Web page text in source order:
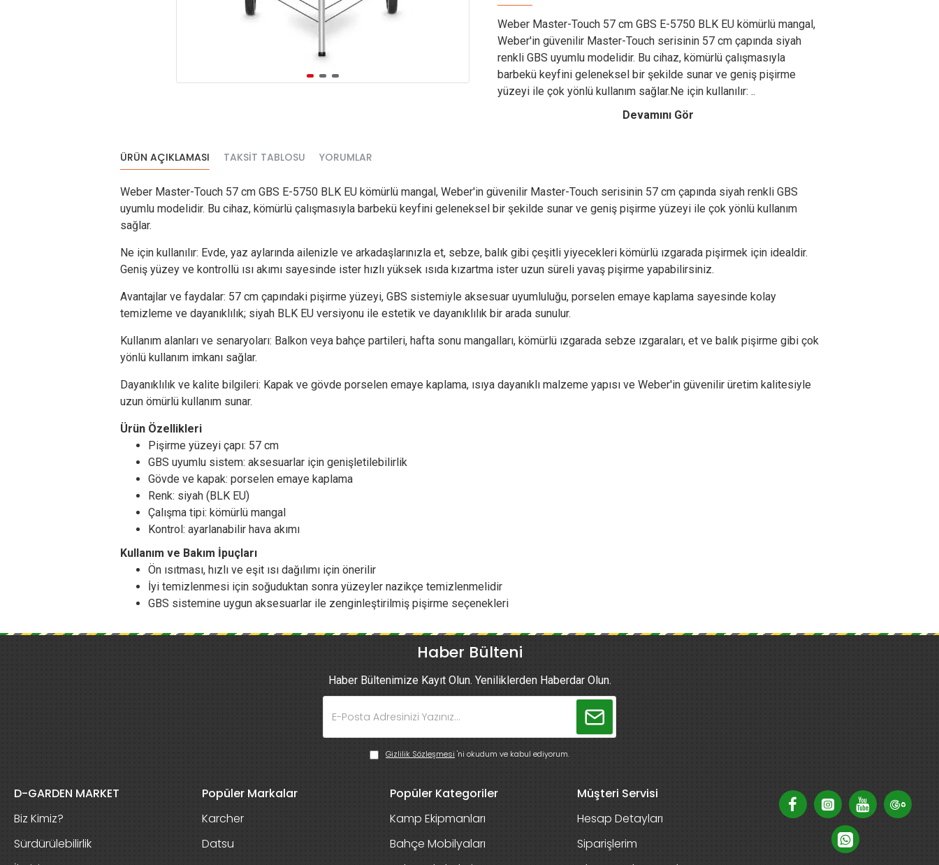
Weber Master-Touch 57 cm GBS E-5750 BLK EU kömürlü mangal,
Weber'in güvenilir Master-Touch serisinin 57 cm çapında siyah
renkli GBS uyumlu modelidir. Bu cihaz, kömürlü çalışmasıyla
barbekü keyfini geleneksel bir şekilde sunar ve geniş pişirme
yüzeyi ile çok yönlü kullanım sağlar.Ne için kullanılır: ..
Devamını Gör
ÜRÜN AÇIKLAMASI TAKSIT TABLOSU YORUMLAR
Weber Master-Touch 57 cm GBS E-5750 BLK EU kömürlü mangal, Weber'in güvenilir Master-Touch serisinin 57 cm çapında siyah renkli GBS
uyumlu modelidir. Bu cihaz, kömürlü çalışmasıyla barbekü keyfini geleneksel bir şekilde sunar ve geniş pişirme yüzeyi ile çok yönlü kullanım
sağlar.
Ne için kullanılır: Evde, yaz aylarında ailenizle ve arkadaşlarınızla et, sebze, balık gibi çeşitli yiyecekleri kömürlü ızgarada pişirmek için idealdir.
Geniş yüzey ve kontrollü ısı akımı sayesinde ister hızlı yüksek ısıda kızartma ister uzun süreli yavaş pişirme yapabilirsiniz.
Avantajlar ve faydalar: 57 cm çapındaki pişirme yüzeyi, GBS sistemiyle aksesuar uyumluluğu, porselen emaye kaplama sayesinde kolay
temizleme ve dayanıklılık; siyah BLK EU versiyonu ile estetik ve dayanıklılık bir arada sunulur.
Kullanım alanları ve senaryoları: Balkon veya bahçe partileri, hafta sonu mangalları, kömürlü ızgarada sebze ızgaraları, et ve balık pişirme gibi çok
yönlü kullanım imkanı sağlar.
Dayanıklılık ve kalite bilgileri: Kapak ve gövde porselen emaye kaplama, ısıya dayanıklı malzeme yapısı ve Weber'in güvenilir üretim kalitesiyle
uzun ömürlü kullanım sunar.
Ürün Özellikleri
Pişirme yüzeyi çapı: 57 cm
GBS uyumlu sistem: aksesuarlar için genişletilebilirlik
Gövde ve kapak: porselen emaye kaplama
Renk: siyah (BLK EU)
Çalışma tipi: kömürlü mangal
Kontrol: ayarlanabilir hava akımı
Kullanım ve Bakım İpuçları
Ön ısıtması, hızlı ve eşit ısı dağılımı için önerilir
İyi temizlenmesi için soğuduktan sonra yüzeyler nazikçe temizlenmelidir
GBS sistemine uygun aksesuarlar ile zenginleştirilmiş pişirme seçenekleri
Haber Bülteni
Haber Bültenimize Kayıt Olun. Yeniliklerden Haberdar Olun.
Gizlilik Sözleşmesi 'ni okudum ve kabul ediyorum.
D-GARDEN MARKET
Biz Kimiz?
Sürdürülebilirlik
Popüler Markalar
Karcher
Datsu
Popüler Kategoriler
Kamp Ekipmanları
Bahçe Mobilyaları
Müşteri Servisi
Hesap Detayları
Siparişlerim